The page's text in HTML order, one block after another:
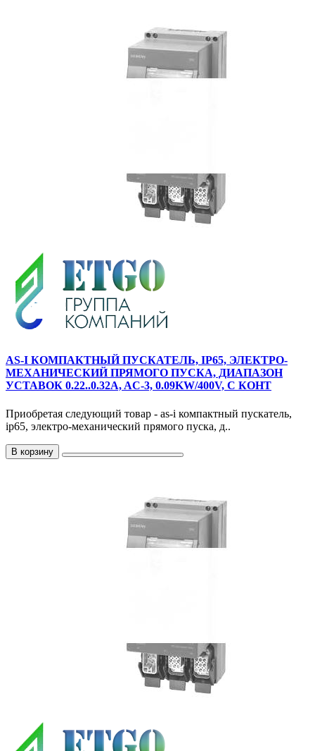
AS-I КОМПАКТНЫЙ ПУСКАТЕЛЬ, IP65, ЭЛЕКТРО-
МЕХАНИЧЕСКИЙ ПРЯМОГО ПУСКА, ДИАПАЗОН
УСТАВОК 0.22..0.32A, AC-3, 0.09KW/400V, С КОНТ
Приобретая следующий товар - as-i компактный пускатель,
ip65, электро-механический прямого пуска, д..
В корзину